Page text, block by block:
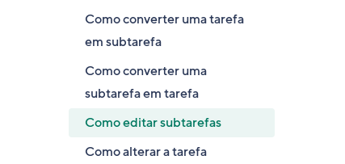
Como converter uma tarefa
em subtarefa
Como converter uma
subtarefa em tarefa
Como editar subtarefas
Como alterar a tarefa